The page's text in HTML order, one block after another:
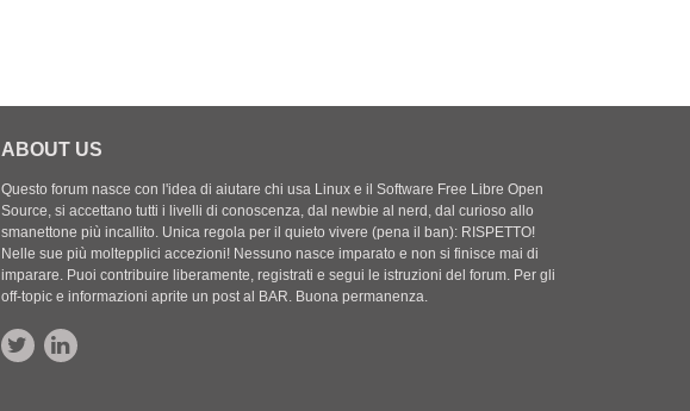
ABOUT US
Questo forum nasce con l'idea di aiutare chi usa Linux e il Software Free Libre Open
Source, si accettano tutti i livelli di conoscenza, dal newbie al nerd, dal curioso allo
smanettone più incallito. Unica regola per il quieto vivere (pena il ban): RISPETTO!
Nelle sue più moltepplici accezioni! Nessuno nasce imparato e non si finisce mai di
imparare. Puoi contribuire liberamente, registrati e segui le istruzioni del forum. Per gli
off-topic e informazioni aprite un post al BAR. Buona permanenza.